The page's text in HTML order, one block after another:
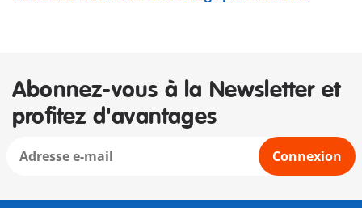
Abonnez-vous à la Newsletter et
profitez d'avantages
Connexion